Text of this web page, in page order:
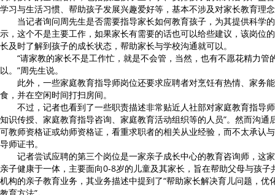
学习与生活习惯、帮助孩子发展兴趣爱好等，基本不涉及对家长教育理
当记者询问周先生是否需要指导家长如何教育孩子，为其提供科学
示，这个不是主要工作，如果家长有需要的话也可以给些建议，该岗位
长及时了解到孩子的成长状态，帮助家长与学校沟通就可以。
“请家教的家长不是工作忙，就是不会管，当然，也有不愿花精力管
以。”周先生说。
此外，一些家庭教育指导师岗位还要求应聘者对烹饪有热情、家务
食，并在空闲时间打扫房间。
不过，记者也看到了一些职责描述非常贴近人社部对家庭教育指导师
知识传授、家庭教育指导咨询、家庭教育活动组织等的人员”。然而沟通
可教师资格证或幼师资格证，看重求职者的相关从业经验，而不太承认
导师证书。
记者尝试应聘的第三个岗位是一家亲子成长中心的教育咨询师，这
亲子健康于一体，主要面向0-8岁的儿童及其家长，旨在帮助父母与孩
机构的亲子教育业务，其业务描述中提到了“帮助家长解决育儿问题，优